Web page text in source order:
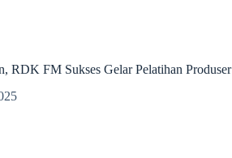
RDK FM Sukses Gelar Pelatihan Produser